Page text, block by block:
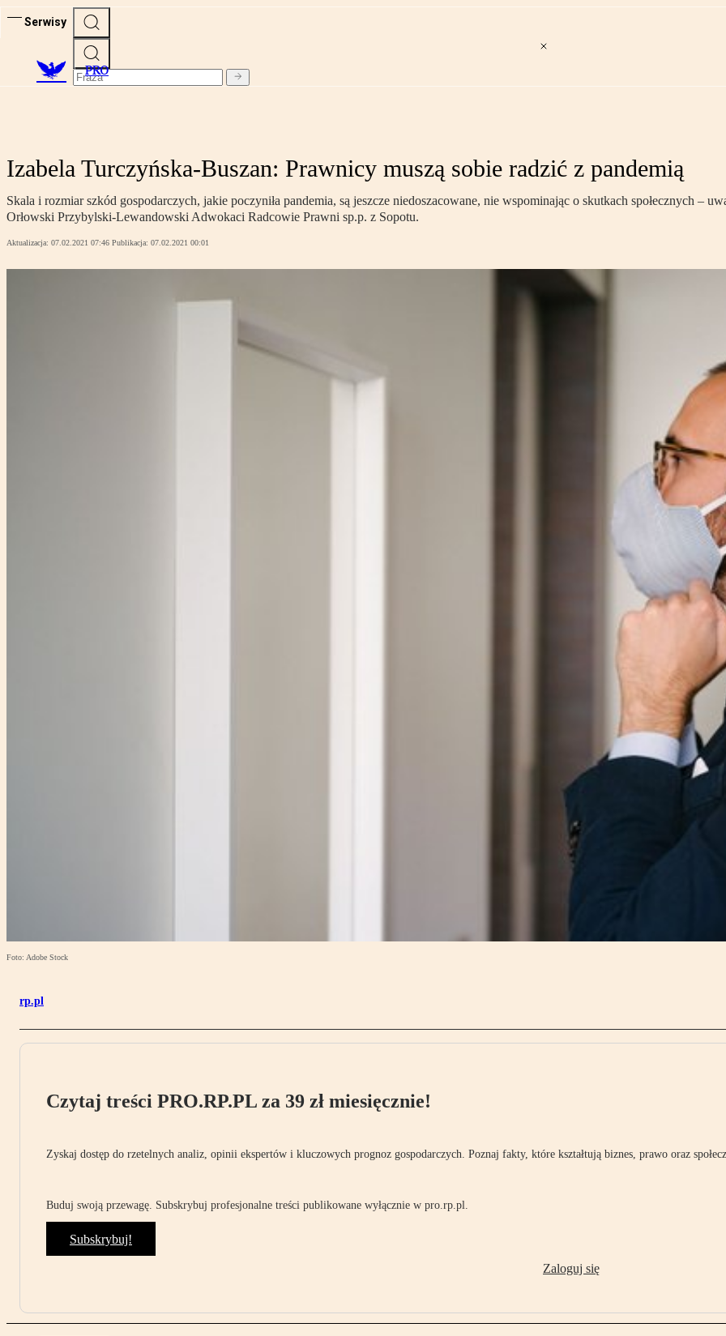
Serwisy
PRO
Izabela Turczyńska-Buszan: Prawnicy muszą sobie radzić z pandemią
Skala i rozmiar szkód gospodarczych, jakie poczyniła pandemia, są jeszcze niedoszacowane, nie wspominając o skutkach społecznych –
Orłowski Przybylski-Lewandowski Adwokaci Radcowie Prawni sp.p. z Sopotu.
Aktualizacja: 07.02.2021 07:46 Publikacja: 07.02.2021 00:01
Foto: Adobe Stock
rp.pl
Czytaj treści PRO.RP.PL za 39 zł miesięcznie!
Zyskaj dostęp do rzetelnych analiz, opinii ekspertów i kluczowych prognoz gospodarczych. Poznaj fakty, które kształtują biznes, prawo oraz
Buduj swoją przewagę. Subskrybuj profesjonalne treści publikowane wyłącznie w pro.rp.pl.
Subskrybuj!
Zaloguj się